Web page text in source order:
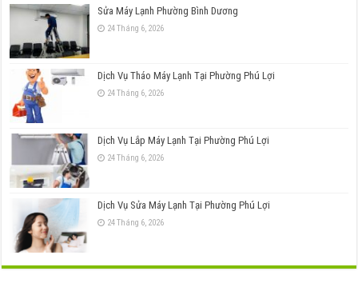
Sửa Máy Lạnh Phường Bình Dương
24 Tháng 6, 2026
Dịch Vụ Tháo Máy Lạnh Tại Phường Phú Lợi
24 Tháng 6, 2026
Dịch Vụ Lắp Máy Lạnh Tại Phường Phú Lợi
24 Tháng 6, 2026
Dịch Vụ Sửa Máy Lạnh Tại Phường Phú Lợi
24 Tháng 6, 2026